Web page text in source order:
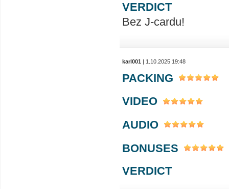
VERDICT
Bez J-cardu!
karl001 | 1.10.2025 19:48
PACKING
VIDEO
AUDIO
BONUSES
VERDICT